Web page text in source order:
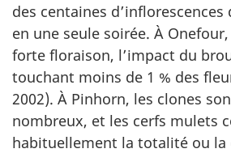
des centaines d’inflorescences
en une seule soirée. À
forte floraison, l’impact du
touchant moins de 1 % des
2002). À Pinhorn, les clones
nombreux, et les cerfs mulets
habituellement la totalité ou la